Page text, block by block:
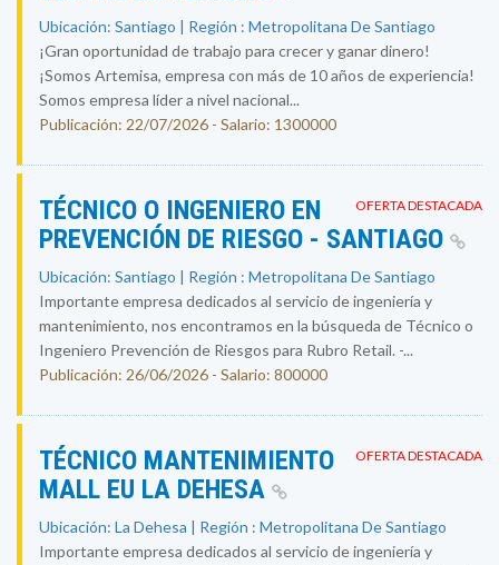
Ubicación: Santiago | Región : Metropolitana De Santiago
¡Gran oportunidad de trabajo para crecer y ganar dinero!
¡Somos Artemisa, empresa con más de 10 años de experiencia!
Somos empresa líder a nivel nacional...
Publicación: 22/07/2026 - Salario: 1300000
OFERTA DESTACADA
TÉCNICO O INGENIERO EN
PREVENCIÓN DE RIESGO - SANTIAGO
Ubicación: Santiago | Región : Metropolitana De Santiago
Importante empresa dedicados al servicio de ingeniería y
mantenimiento, nos encontramos en la búsqueda de Técnico o
Ingeniero Prevención de Riesgos para Rubro Retail. -...
Publicación: 26/06/2026 - Salario: 800000
OFERTA DESTACADA
TÉCNICO MANTENIMIENTO
MALL EU LA DEHESA
Ubicación: La Dehesa | Región : Metropolitana De Santiago
Importante empresa dedicados al servicio de ingeniería y